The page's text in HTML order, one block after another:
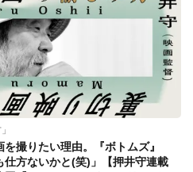
撮りたい理由。『ボトムズ』
方ないかと(笑)」【押井守連載